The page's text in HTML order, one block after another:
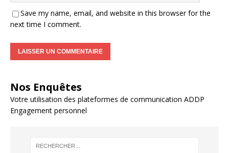
Save my name, email, and website in this browser for the
next time I comment.
Nos Enquêtes
Votre utilisation des plateformes de communication ADDP
Engagement personnel